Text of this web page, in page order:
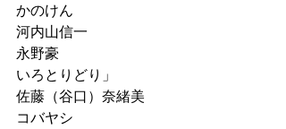
かのけん
河内山信一
永野豪
いろとりどり」
佐藤（谷口）奈緒美
コバヤシ